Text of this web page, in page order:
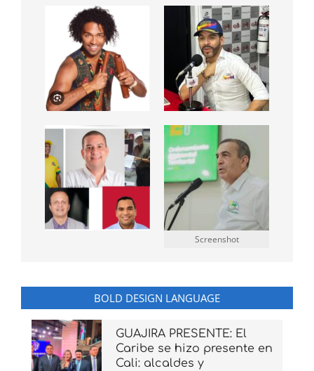
Screenshot
BOLD DESIGN LANGUAGE
GUAJIRA PRESENTE: El
Caribe se hizo presente en
Cali: alcaldes y